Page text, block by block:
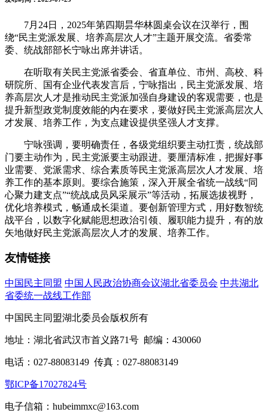
7月24日，2025年第四期昙华林圆桌会议在汉举行，围
绕“民主党派发展、培养高层次人才”主题开展交流。省委常
委、统战部部长宁咏出席并讲话。
在听取有关民主党派省委会、省直单位、市州、高校、科
研院所、国有企业代表发言后，宁咏指出，民主党派发展、培
养高层次人才是推动民主党派加强自身建设的客观需要，也是
提升新型政党制度效能的内在要求，要做好民主党派高层次人
才发展、培养工作，为支点建设提供坚强人才支撑。
宁咏强调，要明确责任，各级党组织要主动扛责，统战部
门要主动作为，民主党派要主动跟进。要厘清标准，把握好事
业需要、党派需求、综合素质等民主党派高层次人才发展、培
养工作的基本原则。要综合施策，深入开展全省统一战线“同
心聚力建支点”“统战成员风采展示”等活动，拓展选拔视野，
优化培养模式，畅通成长渠道。要创新管理方式，用好数智统
战平台，以数字化赋能思想政治引领、履职能力提升，有的放
矢地做好民主党派高层次人才的发展、培养工作。
友情链接
中国民主同盟 中国人民政治协商会议湖北省委员会 中共湖北
省委统一战线工作部
中国民主同盟湖北委员会版权所有
地址：湖北省武汉市首义路71号 邮编：430060
电话：027-88083149 传真：027-88083149
鄂ICP备17027824号
电子信箱：hubeimmxc@163.com